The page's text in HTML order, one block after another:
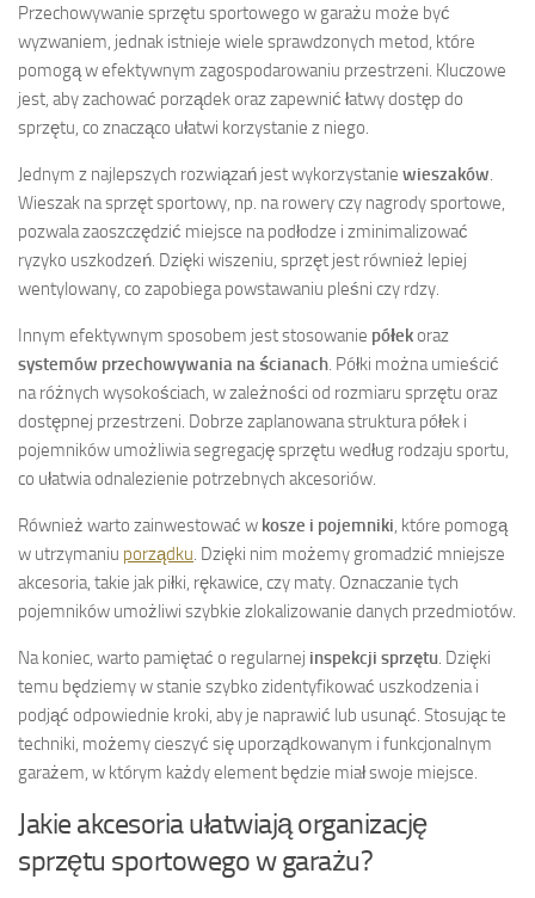
Przechowywanie sprzętu sportowego w garażu może być
wyzwaniem, jednak istnieje wiele sprawdzonych metod, które
pomogą w efektywnym zagospodarowaniu przestrzeni. Kluczowe
jest, aby zachować porządek oraz zapewnić łatwy dostęp do
sprzętu, co znacząco ułatwi korzystanie z niego.
Jednym z najlepszych rozwiązań jest wykorzystanie wieszaków.
Wieszak na sprzęt sportowy, np. na rowery czy nagrody sportowe,
pozwala zaoszczędzić miejsce na podłodze i zminimalizować
ryzyko uszkodzeń. Dzięki wiszeniu, sprzęt jest również lepiej
wentylowany, co zapobiega powstawaniu pleśni czy rdzy.
Innym efektywnym sposobem jest stosowanie półekoraz
systemów przechowywania na ścianach. Półki można umieścić
na różnych wysokościach, w zależności od rozmiaru sprzętu oraz
dostępnej przestrzeni. Dobrze zaplanowana struktura półek i
pojemników umożliwia segregację sprzętu według rodzaju sportu,
co ułatwia odnalezienie potrzebnych akcesoriów.
Również warto zainwestować w kosze i pojemniki, które pomogą
w utrzymaniu porządku. Dzięki nim możemy gromadzić mniejsze
akcesoria, takie jak piłki, rękawice, czy maty. Oznaczanie tych
pojemników umożliwi szybkie zlokalizowanie danych przedmiotów.
Na koniec, warto pamiętać o regularnej inspekcji sprzętu. Dzięki
temu będziemy w stanie szybko zidentyfikować uszkodzenia i
podjąć odpowiednie kroki, aby je naprawić lub usunąć. Stosując te
techniki, możemy cieszyć się uporządkowanym i funkcjonalnym
garażem, w którym każdy element będzie miał swoje miejsce.
Jakie akcesoria ułatwiają organizację
sprzętu sportowego w garażu?